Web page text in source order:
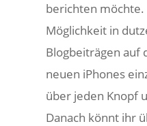
berichten möchte.
Möglichkeit in
Blogbeiträgen auf
neuen iPhones
über jeden Knopf
Danach könnt ihr